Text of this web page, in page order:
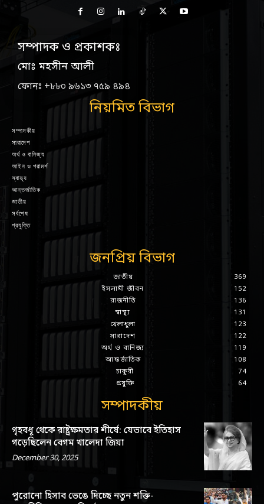
সম্পাদক ও প্রকাশকঃ
মোঃ মহসীন আলী
ফোনঃ +৮৮০ ৯৬১৩ ৭৫৯ ৪৯৪
নিয়মিত বিভাগ
সম্পাদকীয়
সারাদেশ
অর্থ ও বানিজ্য
আইন ও পরামর্শ
স্বাস্থ্য
আন্তর্জাতিক
জাতীয়
সর্বশেষ
প্রযুক্তি
জনপ্রিয় বিভাগ
জাতীয়
369
ইসলামী জীবন
152
রাজনীতি
136
স্বাস্থ্য
131
খেলাধুলা
123
সারাদেশ
122
অর্থ ও বানিজ্য
119
আন্তর্জাতিক
108
চাকুরী
74
প্রযুক্তি
64
সম্পাদকীয়
গৃহবধূ থেকে রাষ্ট্রক্ষমতার শীর্ষে: যেভাবে ইতিহাস
গড়েছিলেন বেগম খালেদা জিয়া
December 30, 2025
পুরোনো হিসাব ভেঙে দিচ্ছে নতুন শক্তি-